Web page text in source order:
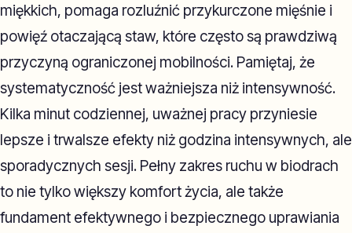
miękkich, pomaga rozluźnić przykurczone mięśnie i
powięź otaczającą staw, które często są prawdziwą
przyczyną ograniczonej mobilności. Pamiętaj, że
systematyczność jest ważniejsza niż intensywność.
Kilka minut codziennej, uważnej pracy przyniesie
lepsze i trwalsze efekty niż godzina intensywnych, ale
sporadycznych sesji. Pełny zakres ruchu w biodrach
to nie tylko większy komfort życia, ale także
fundament efektywnego i bezpiecznego uprawiania